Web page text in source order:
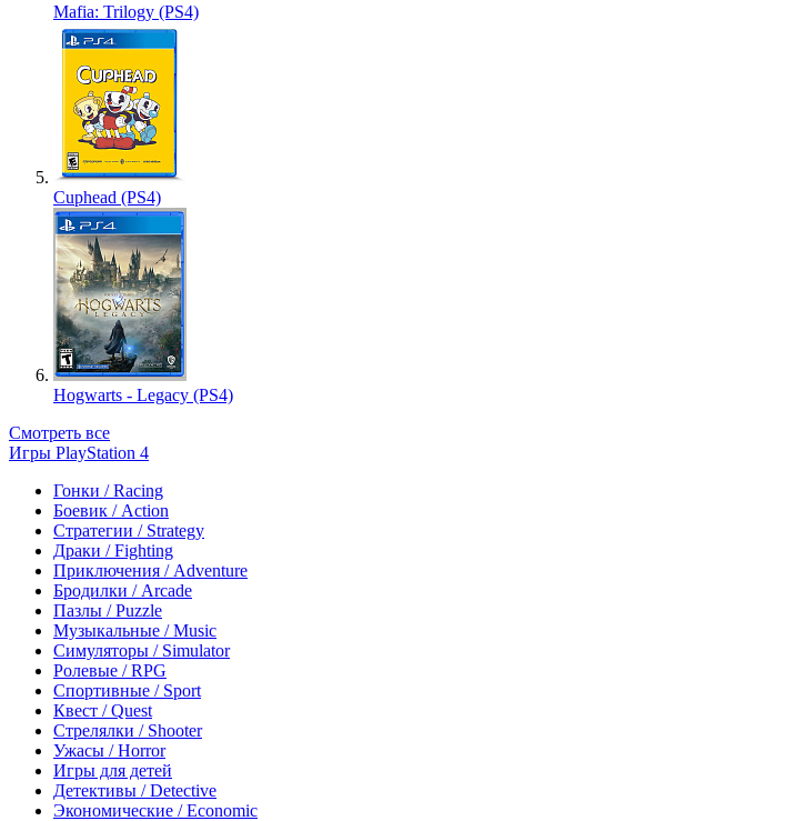
Mafia: Trilogy (PS4)
Cuphead (PS4)
Hogwarts - Legacy (PS4)
Смотреть все
Игры PlayStation 4
Гонки / Racing
Боевик / Action
Стратегии / Strategy
Драки / Fighting
Приключения / Adventure
Бродилки / Arcade
Пазлы / Puzzle
Музыкальные / Music
Симуляторы / Simulator
Ролевые / RPG
Спортивные / Sport
Квест / Quest
Стрелялки / Shooter
Ужасы / Horror
Игры для детей
Детективы / Detective
Экономические / Economic